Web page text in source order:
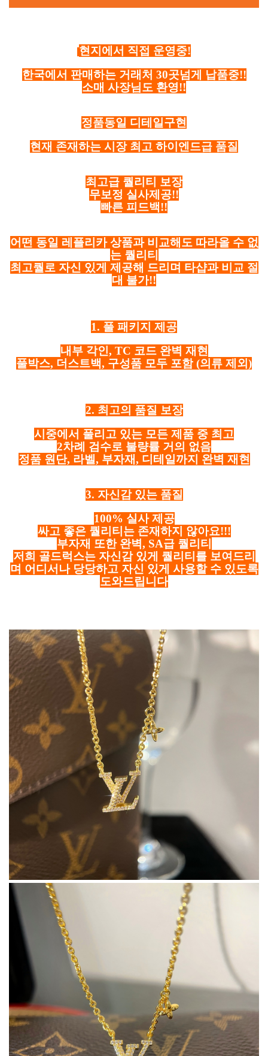
현지에서 직접 운영중!
한국에서 판매하는 거래처 30곳넘게 납품중!!
소매 사장님도 환영!!
정품동일 디테일구현
현재 존재하는 시장 최고 하이엔드급 품질
최고급 퀄리티 보장
무보정 실사제공!!
빠른 피드백!!
어떤 동일 레플리카 상품과 비교해도 따라올 수 없
는 퀄리티
최고퀄로 자신 있게 제공해 드리며 타샵과 비교 절
대 불가!!
1. 풀 패키지 제공
내부 각인, TC 코드 완벽 재현
풀박스, 더스트백, 구성품 모두 포함 (의류 제외)
2. 최고의 품질 보장
시중에서 풀리고 있는 모든 제품 중 최고
2차례 검수로 불량률 거의 없음
정품 원단, 라벨, 부자재, 디테일까지 완벽 재현
3. 자신감 있는 품질
100% 실사 제공
싸고 좋은 퀄리티는 존재하지 않아요!!!
부자재 또한 완벽, SA급 퀄리티
저희 골드럭스는 자신감 있게 퀄리티를 보여드리
며 어디서나 당당하고 자신 있게 사용할 수 있도록
도와드립니다